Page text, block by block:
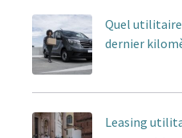
Quel
dernier
Leasing